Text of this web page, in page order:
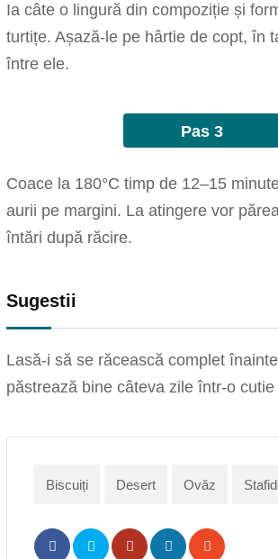
Ia câte o lingură din compoziție și
turtițe. Așază-le pe hârtie de copt, în
între ele.
Pas 3
Coace la 180°C timp de 12–15
aurii pe margini. La atingere vor
întări după răcire.
Sugestii
Lasă-i să se răcească complet
păstrează bine câteva zile într-o
Biscuiți Desert Ovăz